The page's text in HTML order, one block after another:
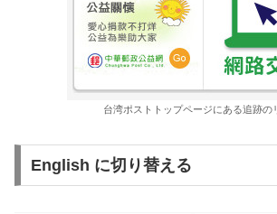
台湾ポストトップページにある追跡の
English に切り替える